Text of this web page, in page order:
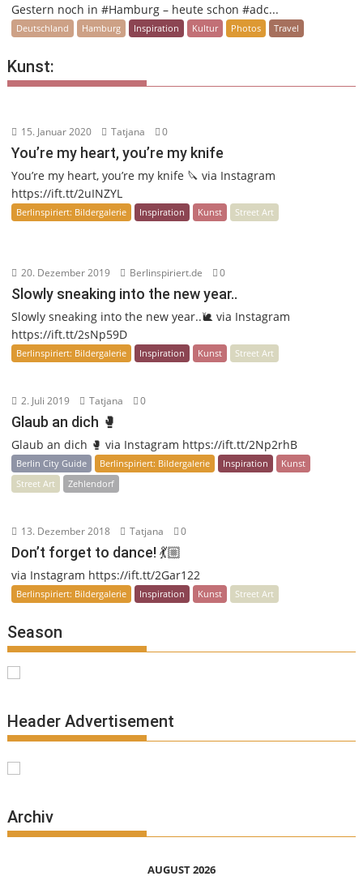
Gestern noch in #Hamburg – heute schon #adc...
Deutschland Hamburg Inspiration Kultur Photos Travel
Kunst:
15. Januar 2020 Tatjana 0
You’re my heart, you’re my knife
You’re my heart, you’re my knife 🔪 via Instagram
https://ift.tt/2uINZYL
Berlinspiriert: Bildergalerie Inspiration Kunst Street Art
20. Dezember 2019 Berlinspiriert.de 0
Slowly sneaking into the new year..
Slowly sneaking into the new year..🐌 via Instagram
https://ift.tt/2sNp59D
Berlinspiriert: Bildergalerie Inspiration Kunst Street Art
2. Juli 2019 Tatjana 0
Glaub an dich 🥊
Glaub an dich 🥊 via Instagram https://ift.tt/2Np2rhB
Berlin City Guide Berlinspiriert: Bildergalerie Inspiration
Kunst
Street Art
Zehlendorf
13. Dezember 2018 Tatjana 0
Don’t forget to dance! 💃🏼
via Instagram https://ift.tt/2Gar122
Berlinspiriert: Bildergalerie Inspiration Kunst Street Art
Season
Header Advertisement
Archiv
AUGUST 2026